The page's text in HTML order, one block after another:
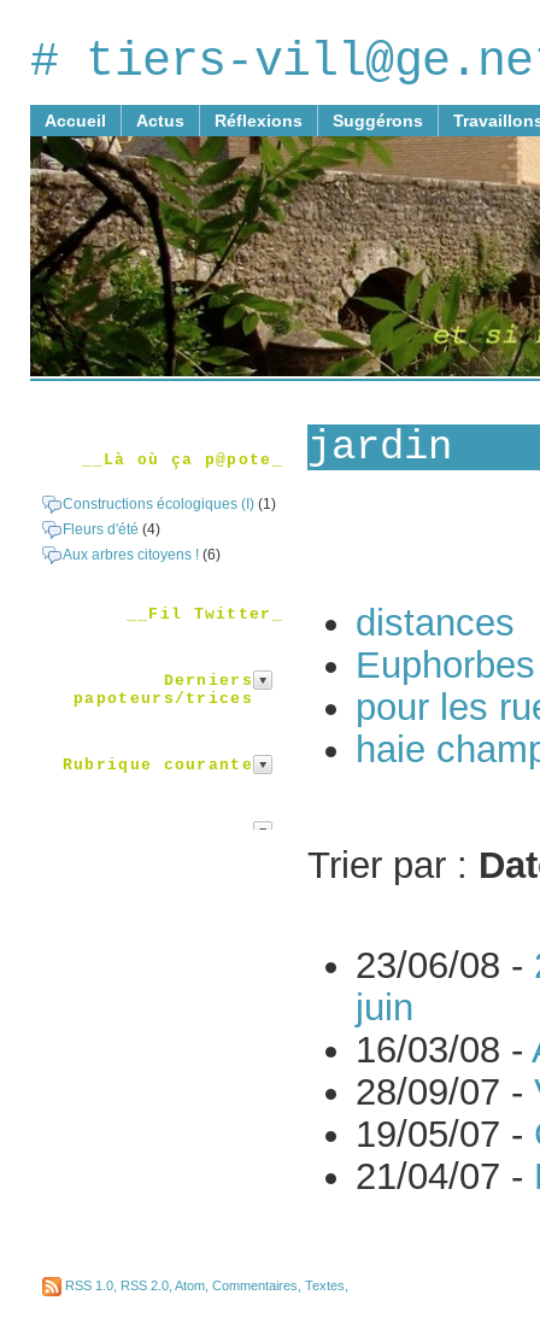
# tiers-
Accueil Actus Réflexions Suggérons
__Là où ça p@pote_
Constructions écologiques (I) (1)
Fleurs d'été (4)
Aux arbres citoyens ! (6)
__Fil Twitter_
Derniers
papoteurs/trices
Rubrique courante
jardin
distances
Euphorbes
pour les
haie
Trier par :
23/06/08 -
juin
16/03/08 -
28/09/07 -
19/05/07 -
21/04/07 -
RSS 1.0 RSS 2.0 Atom Commentaires Textes